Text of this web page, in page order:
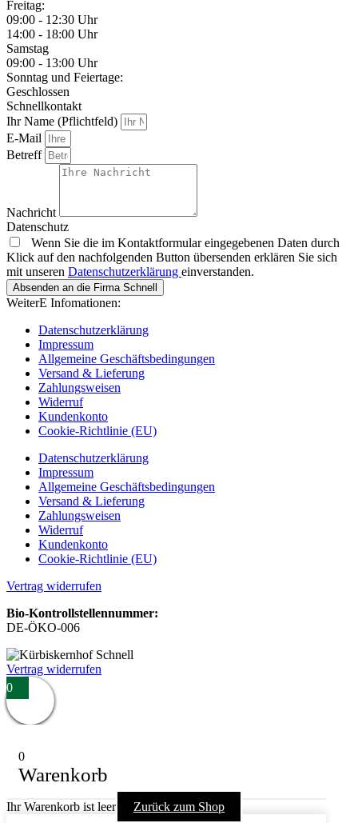
Freitag:
09:00 - 12:30 Uhr
14:00 - 18:00 Uhr
Samstag
09:00 - 13:00 Uhr
Sonntag und Feiertage:
Geschlossen
Schnellkontakt
Ihr Name (Pflichtfeld)
E-Mail
Betreff
Nachricht
Datenschutz
Wenn Sie die im Kontaktformular eingegebenen Daten durch
Klick auf den nachfolgenden Button übersenden erklären Sie sich
mit unseren Datenschutzerklärung einverstanden.
Absenden an die Firma Schnell
WeiterE Infomationen:
Datenschutzerklärung
Impressum
Allgemeine Geschäftsbedingungen
Versand & Lieferung
Zahlungsweisen
Widerruf
Kundenkonto
Cookie-Richtlinie (EU)
Datenschutzerklärung
Impressum
Allgemeine Geschäftsbedingungen
Versand & Lieferung
Zahlungsweisen
Widerruf
Kundenkonto
Cookie-Richtlinie (EU)
Vertrag widerrufen
Bio-Kontrollstellennummer:
DE-ÖKO-006
Vertrag widerrufen
0
0
Warenkorb
Ihr Warenkorb ist leer Zurück zum Shop